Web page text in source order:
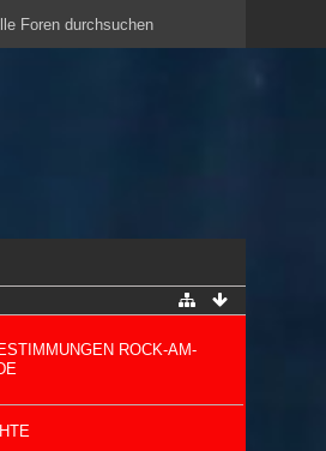
ROCK-AM-